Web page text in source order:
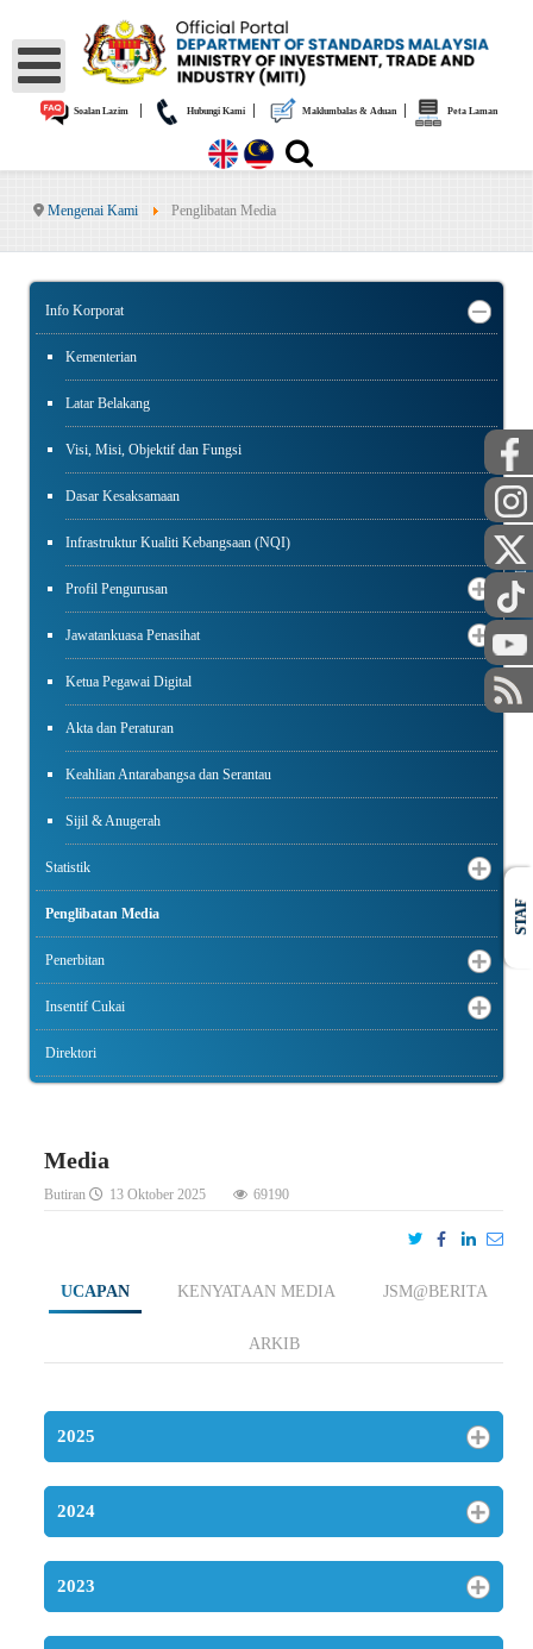
Soalan Lazim| Hubungi Kami| Maklumbalas & Aduan| Peta Laman
Mengenai Kami Penglibatan Media
Info Korporat
Kementerian
Latar Belakang
Visi, Misi, Objektif dan Fungsi
Dasar Kesaksamaan
Infrastruktur Kualiti Kebangsaan (NQI)
Profil Pengurusan
Jawatankuasa Penasihat
Ketua Pegawai Digital
Akta dan Peraturan
Keahlian Antarabangsa dan Serantau
Sijil & Anugerah
Statistik
Penglibatan Media
Penerbitan
Insentif Cukai
Direktori
Media
Butiran 13 Oktober 2025 69190
UCAPAN KENYATAAN MEDIA JSM@BERITA
ARKIB
2025
2024
2023
AWAM
STAF